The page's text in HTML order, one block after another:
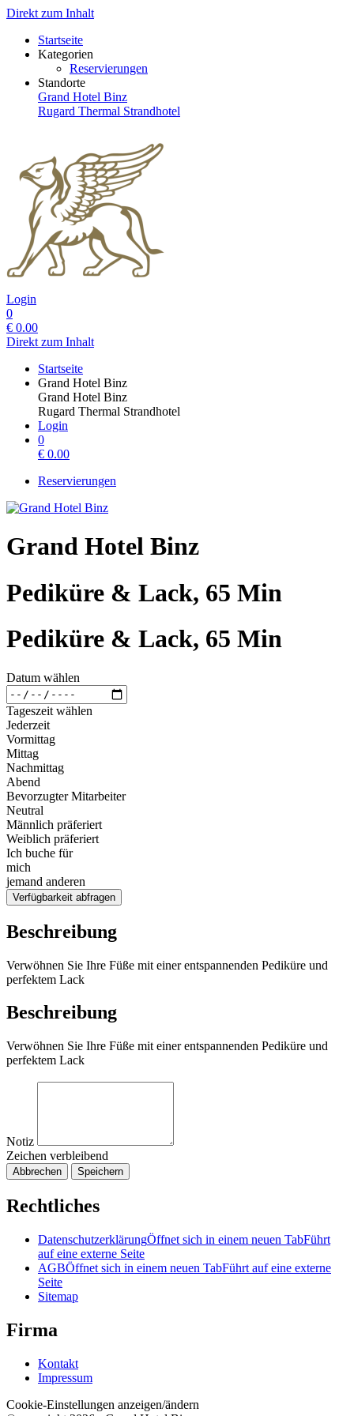
Direkt zum Inhalt
Startseite
Kategorien
Reservierungen
Standorte
Grand Hotel Binz
Rugard Thermal Strandhotel
Login
0
€ 0.00
Direkt zum Inhalt
Startseite
Grand Hotel Binz
Grand Hotel Binz
Rugard Thermal Strandhotel
Login
0
€ 0.00
Reservierungen
Grand Hotel Binz
Pediküre & Lack, 65 Min
Pediküre & Lack, 65 Min
Datum wählen
Tageszeit wählen
Jederzeit
Vormittag
Mittag
Nachmittag
Abend
Bevorzugter Mitarbeiter
Neutral
Männlich präferiert
Weiblich präferiert
Ich buche für
mich
jemand anderen
Verfügbarkeit abfragen
Beschreibung
Verwöhnen Sie Ihre Füße mit einer entspannenden Pediküre und
perfektem Lack
Beschreibung
Verwöhnen Sie Ihre Füße mit einer entspannenden Pediküre und
perfektem Lack
Notiz
Zeichen verbleibend
Abbrechen Speichern
Rechtliches
DatenschutzerklärungÖffnet sich in einem neuen TabFührt
auf eine externe Seite
AGBÖffnet sich in einem neuen TabFührt auf eine externe
Seite
Sitemap
Firma
Kontakt
Impressum
Cookie-Einstellungen anzeigen/ändern